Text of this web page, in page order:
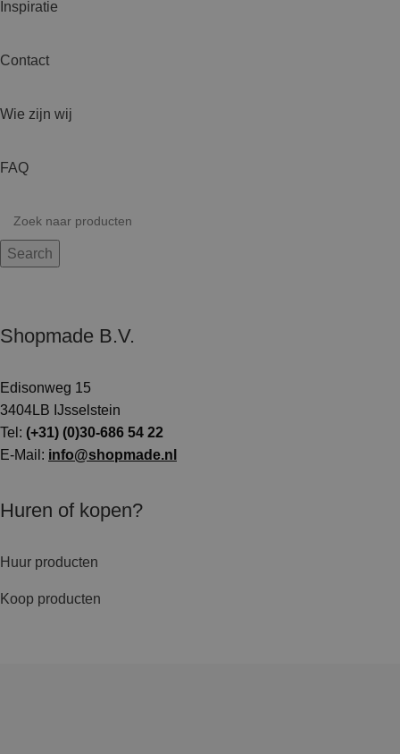
Inspiratie
Contact
Wie zijn wij
FAQ
Search
Shopmade B.V.
Edisonweg 15
3404LB IJsselstein
Tel: (+31) (0)30-686 54 22
E-Mail: info@shopmade.nl
Huren of kopen?
Huur producten
Koop producten